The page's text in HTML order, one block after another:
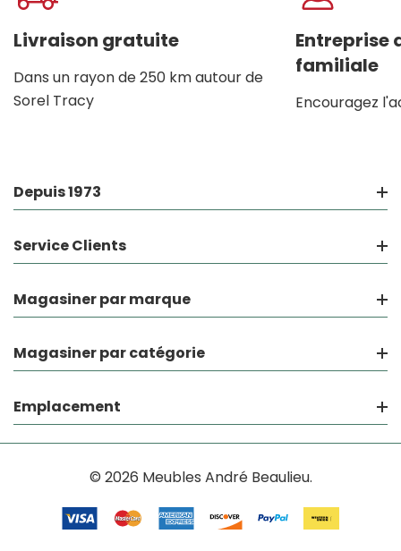
Livraison gratuite
Dans un rayon de 250 km autour de
Sorel Tracy
Entreprise
familiale
Encouragez
Depuis 1973
Service Clients
Magasiner par marque
Magasiner par catégorie
Emplacement
© 2026 Meubles André Beaulieu.